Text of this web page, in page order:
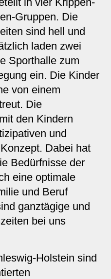
Gruppen. Die
sind hell und
laden zwei
Sporthalle zum
ein. Die Kinder
von einem
Die
den Kindern
und
Dabei hat
Bedürfnisse der
eine optimale
und Beruf
ganztägige und
bei uns
Holstein sind